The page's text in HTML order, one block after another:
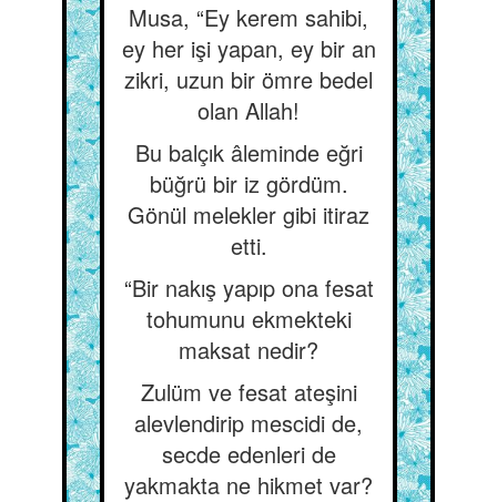
Musa, “Ey kerem sahibi,
ey her işi yapan, ey bir an
zikri, uzun bir ömre bedel
olan Allah!
Bu balçık âleminde eğri
büğrü bir iz gördüm.
Gönül melekler gibi itiraz
etti.
“Bir nakış yapıp ona fesat
tohumunu ekmekteki
maksat nedir?
Zulüm ve fesat ateşini
alevlendirip mescidi de,
secde edenleri de
yakmakta ne hikmet var?